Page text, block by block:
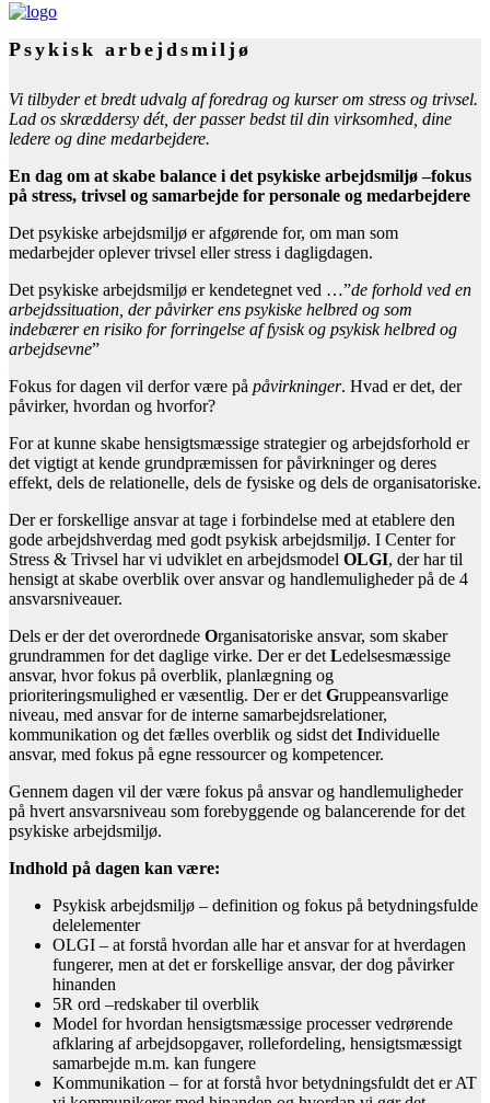
Psykisk arbejdsmiljø
Vi tilbyder et bredt udvalg af foredrag og kurser om stress og trivsel.
Lad os skræddersy dét, der passer bedst til din virksomhed, dine
ledere og dine medarbejdere.
En dag om at skabe balance i det psykiske arbejdsmiljø –fokus
på stress, trivsel og samarbejde for personale og medarbejdere
Det psykiske arbejdsmiljø er afgørende for, om man som
medarbejder oplever trivsel eller stress i dagligdagen.
Det psykiske arbejdsmiljø er kendetegnet ved …”de forhold ved en
arbejdssituation, der påvirker ens psykiske helbred og som
indebærer en risiko for forringelse af fysisk og psykisk helbred og
arbejdsevne”
Fokus for dagen vil derfor være på påvirkninger. Hvad er det, der
påvirker, hvordan og hvorfor?
For at kunne skabe hensigtsmæssige strategier og arbejdsforhold er
det vigtigt at kende grundpræmissen for påvirkninger og deres
effekt, dels de relationelle, dels de fysiske og dels de organisatoriske.
Der er forskellige ansvar at tage i forbindelse med at etablere den
gode arbejdshverdag med godt psykisk arbejdsmiljø. I Center for
Stress & Trivsel har vi udviklet en arbejdsmodel OLGI, der har til
hensigt at skabe overblik over ansvar og handlemuligheder på de 4
ansvarsniveauer.
Dels er der det overordnede Organisatoriske ansvar, som skaber
grundrammen for det daglige virke. Der er det Ledelsesmæssige
ansvar, hvor fokus på overblik, planlægning og
prioriteringsmulighed er væsentlig. Der er det Gruppeansvarlige
niveau, med ansvar for de interne samarbejdsrelationer,
kommunikation og det fælles overblik og sidst det Individuelle
ansvar, med fokus på egne ressourcer og kompetencer.
Gennem dagen vil der være fokus på ansvar og handlemuligheder
på hvert ansvarsniveau som forebyggende og balancerende for det
psykiske arbejdsmiljø.
Indhold på dagen kan være:
Psykisk arbejdsmiljø – definition og fokus på betydningsfulde
delelementer
OLGI – at forstå hvordan alle har et ansvar for at hverdagen
fungerer, men at det er forskellige ansvar, der dog påvirker
hinanden
5R ord –redskaber til overblik
Model for hvordan hensigtsmæssige processer vedrørende
afklaring af arbejdsopgaver, rollefordeling, hensigtsmæssigt
samarbejde m.m. kan fungere
Kommunikation – for at forstå hvor betydningsfuldt det er AT